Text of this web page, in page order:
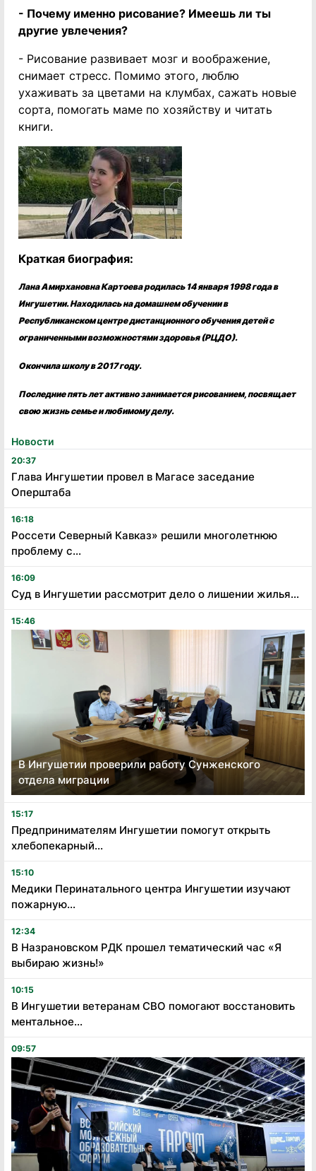
Новости
20:37
Глава Ингушетии провел в Магасе заседание
Оперштаба
16:18
Россети Северный Кавказ» решили многолетнюю
проблему с...
16:09
Суд в Ингушетии рассмотрит дело о лишении жилья...
15:46
В Ингушетии проверили работу Сунженского
отдела миграции
15:17
Предпринимателям Ингушетии помогут открыть
хлебопекарный...
15:10
Медики Перинатального центра Ингушетии изучают
пожарную...
12:34
В Назрановском РДК прошел тематический час «Я
выбираю жизнь!»
10:15
В Ингушетии ветеранам СВО помогают восстановить
ментальное...
09:57
- Почему именно рисование? Имеешь ли ты
другие увлечения?
- Рисование развивает мозг и воображение,
снимает стресс. Помимо этого, люблю
ухаживать за цветами на клумбах, сажать новые
сорта, помогать маме по хозяйству и читать
книги.
Краткая биография:
Лана Амирхановна Картоева родилась 14 января 1998 года в
Ингушетии. Находилась на домашнем обучении в
Республиканском центре дистанционного обучения детей с
ограниченными возможностями здоровья (РЦДО).
Окончила школу в 2017 году.
Последние пять лет активно занимается рисованием, посвящает
свою жизнь семье и любимому делу.